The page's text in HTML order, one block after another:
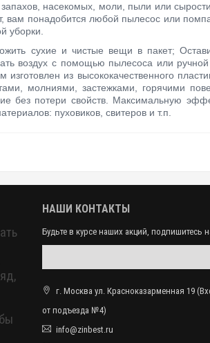
насекомых, моли, пыли или
вам понадобится любой пылесос или
уборки.
сухие и чистые вещи в пакет;
воздух с помощью пылесоса или
из высококачественного
молниями, застежками, горячими
без потери свойств. Максимальную
пуховиков, свитеров и т.п.
НАШИ КОНТАКТЫ
Будьте в курсе наших акций, подпишитесь
г. Москва ул. Красноказарменная 19
от подъезда №4)
info@zinbest.ru